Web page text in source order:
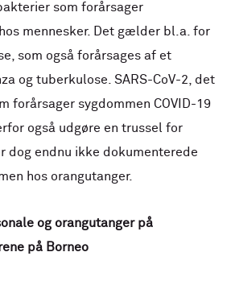
som forårsager
mennesker. Det gælder bl.a. for
som også forårsages af et
og tuberkulose. SARS-CoV-2, det
forårsager sygdommen COVID-19
også udgøre en trussel for
dog endnu ikke dokumenterede
hos orangutanger.
og orangutanger på
på Borneo